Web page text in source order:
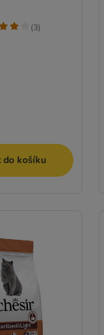
(3)
do košíku